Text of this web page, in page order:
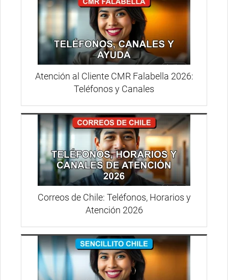
Atención al Cliente CMR Falabella 2026:
Teléfonos y Canales
Correos de Chile: Teléfonos, Horarios y
Atención 2026